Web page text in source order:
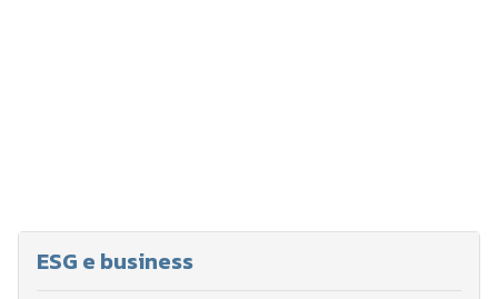
ESG e business